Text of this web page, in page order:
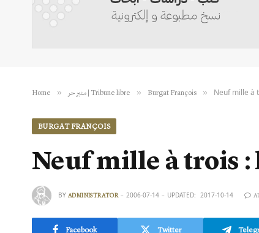
Home » منبر حر | Tribune libre » Burgat François » Neuf mille à
BURGAT FRANÇOIS
Neuf mille à trois :
BY ADMINISTRATOR 2006-07-14 UPDATED: 2017-10-14
Facebook Twitter